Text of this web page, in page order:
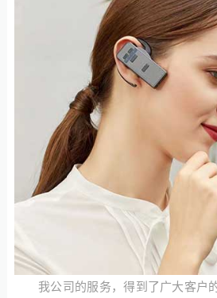
我公司的服务，得到了广大客户的